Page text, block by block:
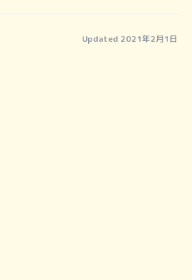
Updated 2021年2月1日